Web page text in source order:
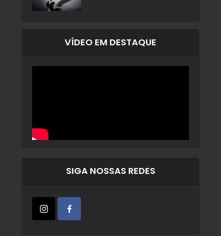
VÍDEO EM DESTAQUE
SIGA NOSSAS REDES